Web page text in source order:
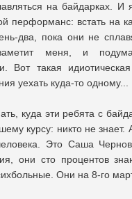
на байдарках. И
перформанс: встать на
два, пока они не
заметит меня, и
Вот такая
уехать куда-то одному...
куда эти ребята с
курсу: никто не знает.
Это Саша
они сто процентов
Они на 8-го